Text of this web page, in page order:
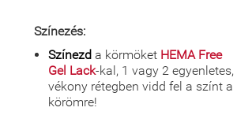
Színezés:
Színezd a körmöket HEMA Free
Gel Lack-kal, 1 vagy 2 egyenletes,
vékony rétegben vidd fel a színt a
körömre!